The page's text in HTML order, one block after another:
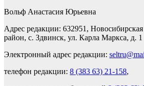
Вольф Анастасия Юрьевна
Адрес редакции: 632951,
район, с. Здвинск, ул. Карла Маркса, д. 1
Электронный адрес редакции:
телефон редакции: 8 (383 63) 21-158,